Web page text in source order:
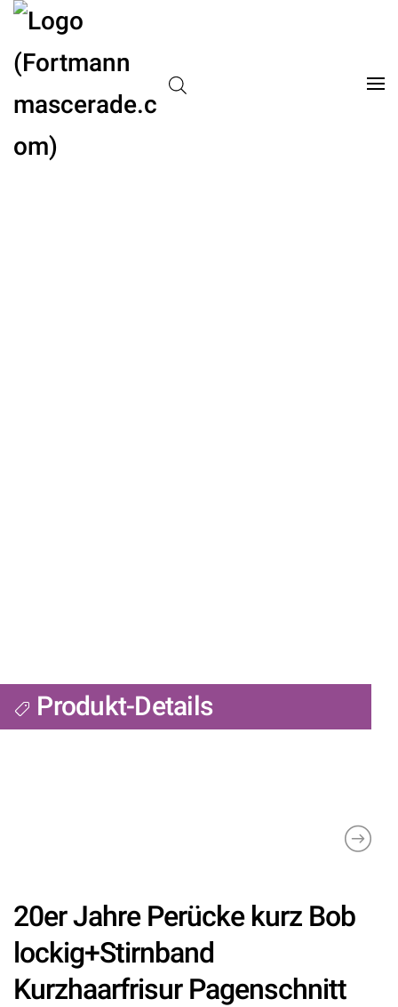
Produkt-Details
20er Jahre Perücke kurz Bob
lockig+Stirnband
Kurzhaarfrisur Pagenschnitt